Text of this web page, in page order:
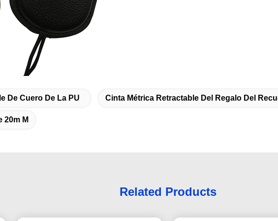
De Cuero De La PU Cinta Métrica Retractable Del Regalo Del
20m M
Related Products